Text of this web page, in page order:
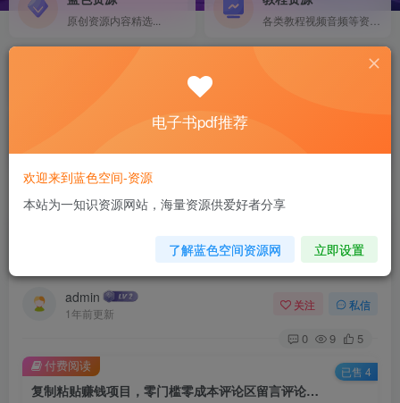
原创资源内容精选...
计算机 移动设备 软件下载....
电子书籍下载...
首页 网赚项目 正文
复制粘贴赚钱项目，零门槛零成本评论区留言评论
admin
1年前更新
关注 私信
0 9 5
复制粘贴赚钱项目，零门槛零成本评论区留言评论即可轻松日赚取100+
付费阅读 已售 4
电子书pdf推荐
欢迎来到蓝色空间-资源
本站为一知识资源网站，海量资源供爱好者分享
了解蓝色空间资源网 立即设置